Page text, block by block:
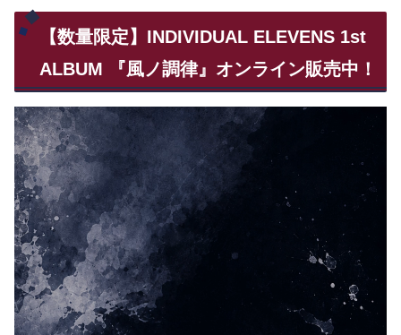
【数量限定】INDIVIDUAL ELEVENS 1st
ALBUM 『風ノ調律』オンライン販売中！
動
画
プ
レ
ー
ヤ
ー